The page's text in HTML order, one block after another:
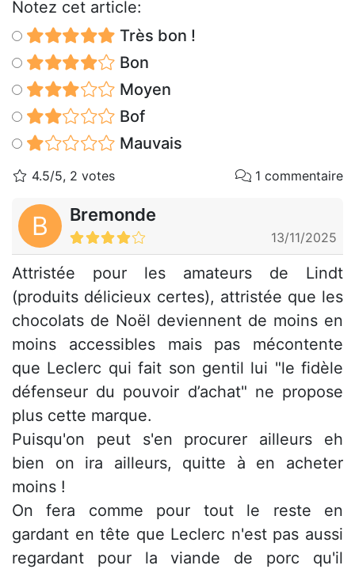
Notez cet article:
Très bon !
Bon
Moyen
Bof
Mauvais
4.5/5, 2 votes 1 commentaire
B Bremonde
13/11/2025
Attristée pour les amateurs de Lindt
(produits délicieux certes), attristée que les
chocolats de Noël deviennent de moins en
moins accessibles mais pas mécontente
que Leclerc qui fait son gentil lui "le fidèle
défenseur du pouvoir d’achat" ne propose
plus cette marque.
Puisqu'on peut s'en procurer ailleurs eh
bien on ira ailleurs, quitte à en acheter
moins !
On fera comme pour tout le reste en
gardant en tête que Leclerc n'est pas aussi
regardant pour la viande de porc qu'il